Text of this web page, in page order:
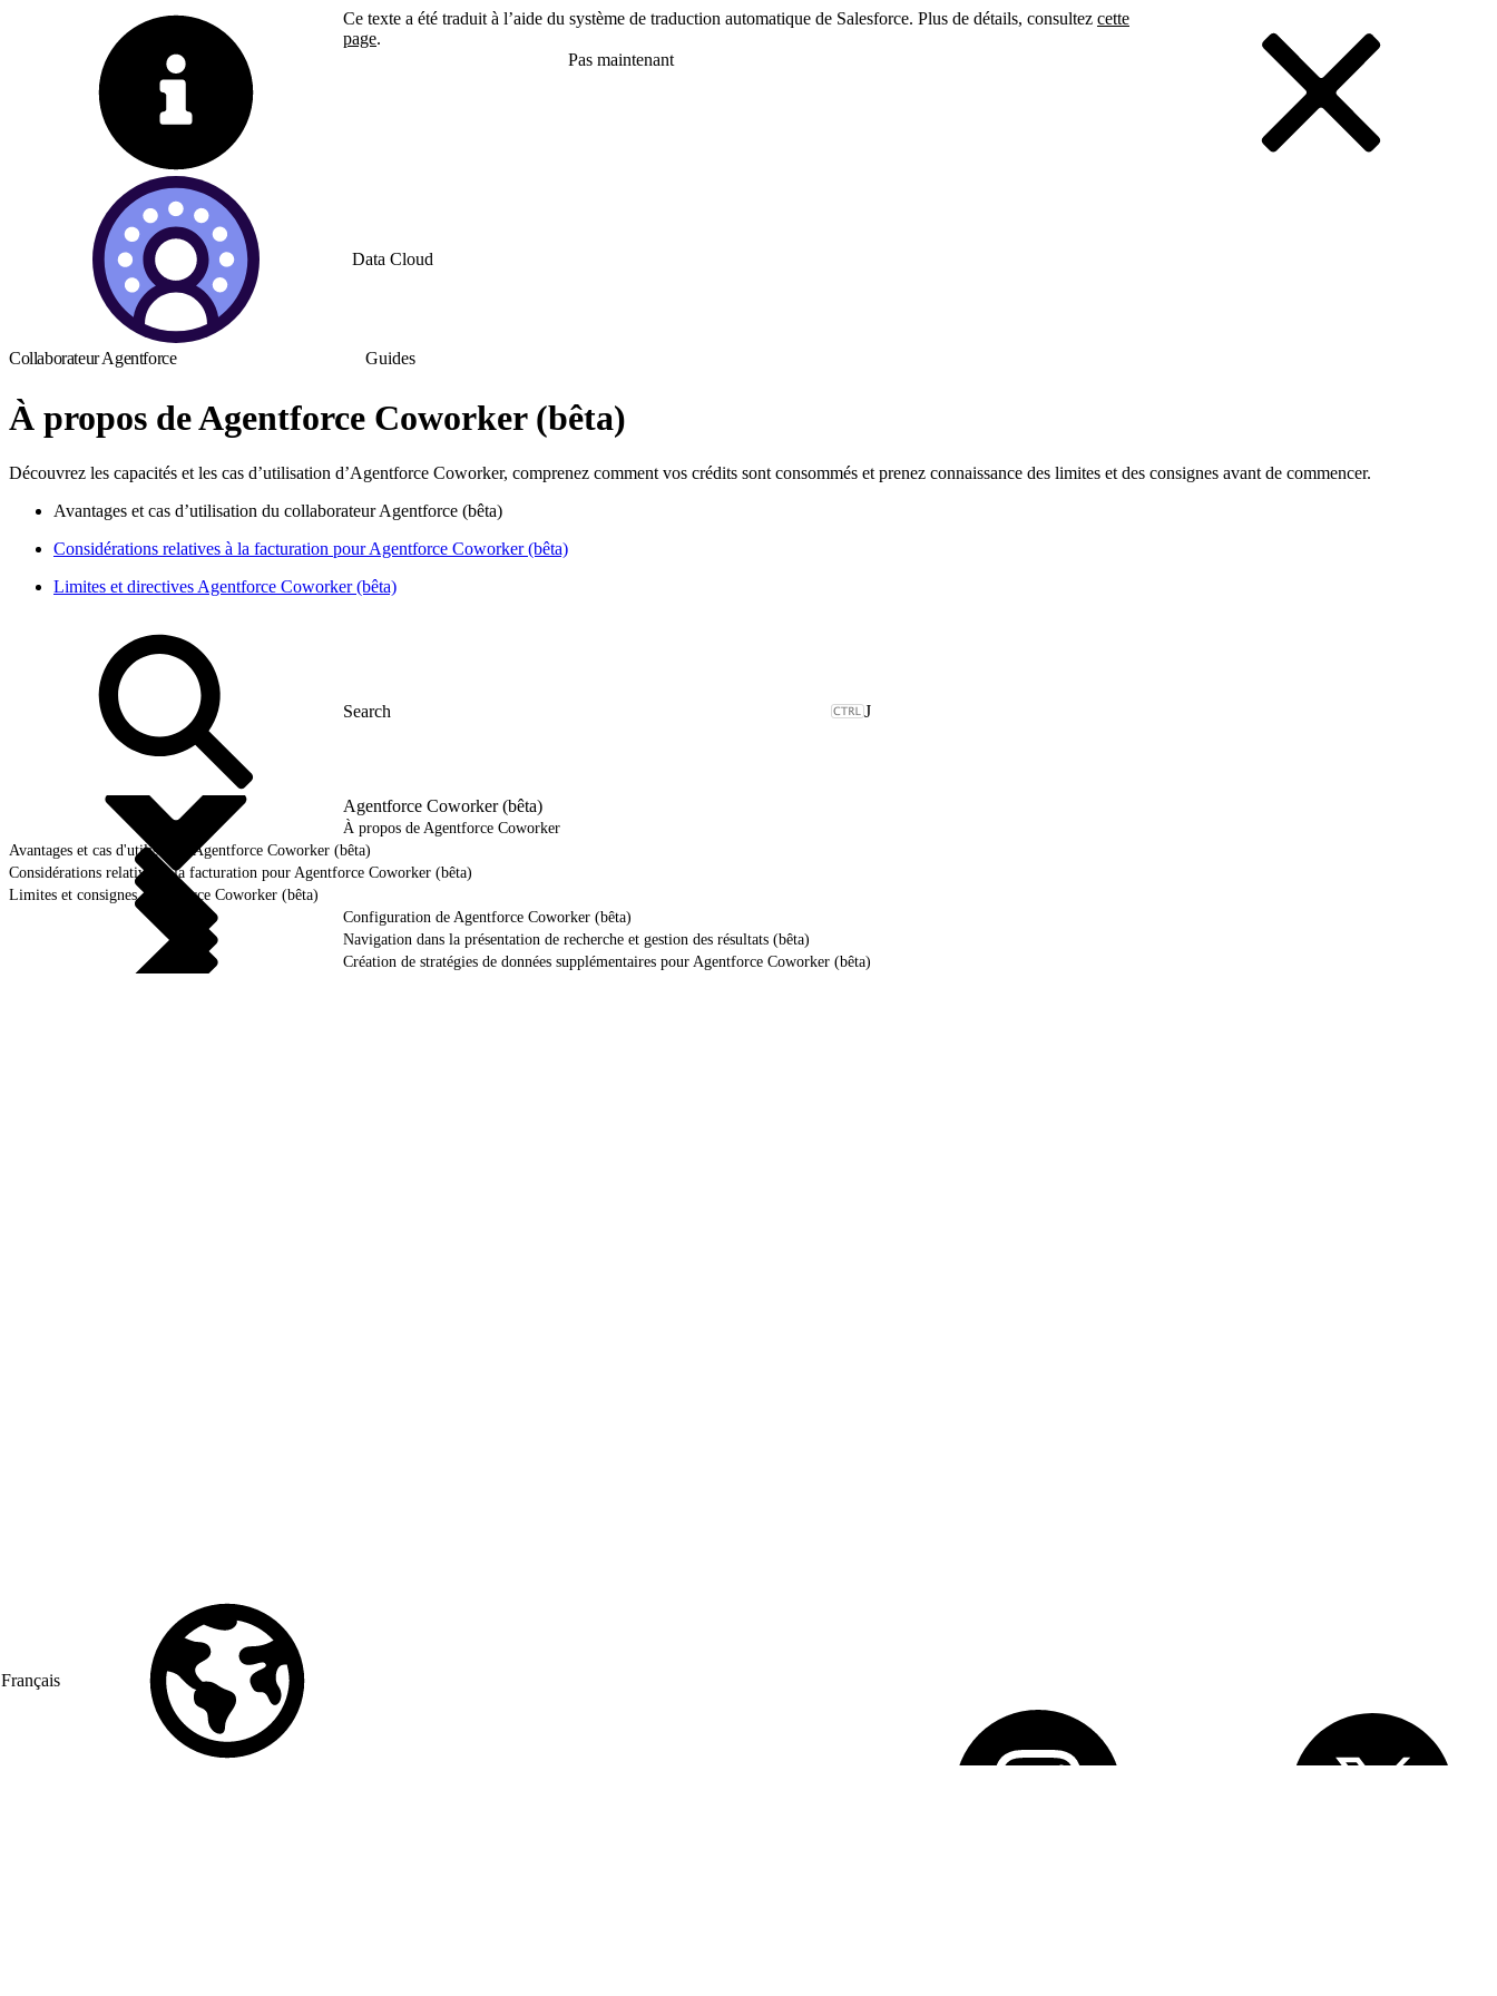
Ce texte a été traduit à l’aide du système de traduction automatique de Salesforce. Plus de détails, consultez cette
page.
Pas maintenant
Data Cloud
Collaborateur Agentforce Guides
À propos de Agentforce Coworker (bêta)
Découvrez les capacités et les cas d’utilisation d’Agentforce Coworker, comprenez comment vos crédits sont consommés et prenez connaissance des limites et des consignes avant de commencer.
Avantages et cas d’utilisation du collaborateur Agentforce (bêta)
Considérations relatives à la facturation pour Agentforce Coworker (bêta)
Limites et directives Agentforce Coworker (bêta)
J
Agentforce Coworker (bêta)
À propos de Agentforce Coworker
Avantages et cas d'utilisation Agentforce Coworker (bêta)
Considérations relatives à la facturation pour Agentforce Coworker (bêta)
Limites et consignes Agentforce Coworker (bêta)
Configuration de Agentforce Coworker (bêta)
Navigation dans la présentation de recherche et gestion des résultats (bêta)
Création de stratégies de données supplémentaires pour Agentforce Coworker (bêta)
Français